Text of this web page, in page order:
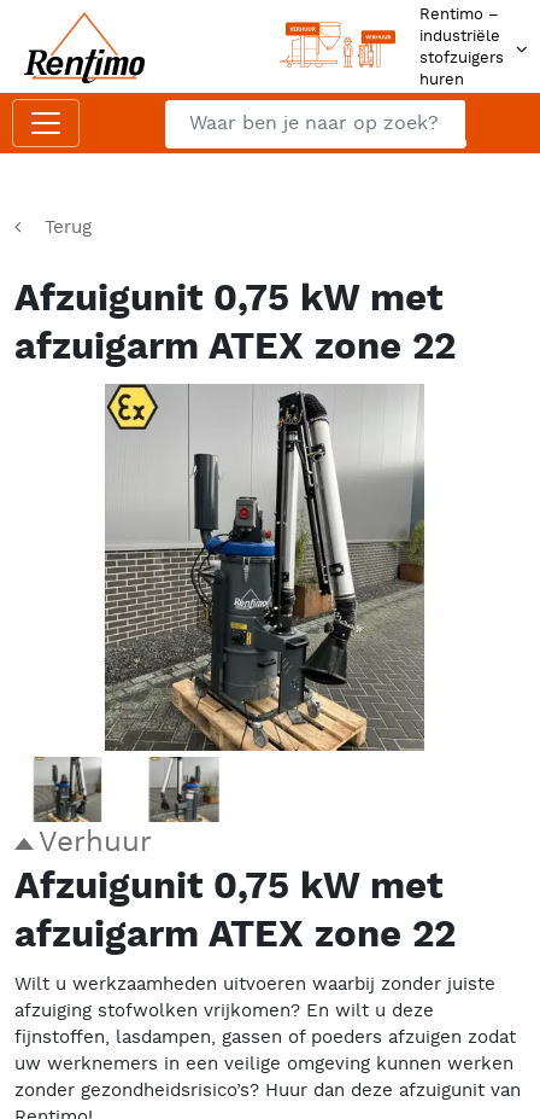
Rentimo –
industriële
stofzuigers
huren
Zoeken
Terug
Afzuigunit 0,75 kW met
afzuigarm ATEX zone 22
Verhuur
Afzuigunit 0,75 kW met
afzuigarm ATEX zone 22
Wilt u werkzaamheden uitvoeren waarbij zonder juiste
afzuiging stofwolken vrijkomen? En wilt u deze
fijnstoffen, lasdampen, gassen of poeders afzuigen zodat
uw werknemers in een veilige omgeving kunnen werken
zonder gezondheidsrisico’s? Huur dan deze afzuigunit van